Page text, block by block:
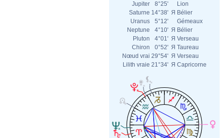
Jupiter
8°25'
Lion
Saturne 14°38' Я Bélier
Uranus
5°12'
Gémeaux
Neptune
4°10' Я Bélier
Pluton
4°01' Я Verseau
Chiron
0°52' Я Taureau
Nœud vrai 29°54' Я Verseau
Lilith vraie 21°34' Я Capricorne